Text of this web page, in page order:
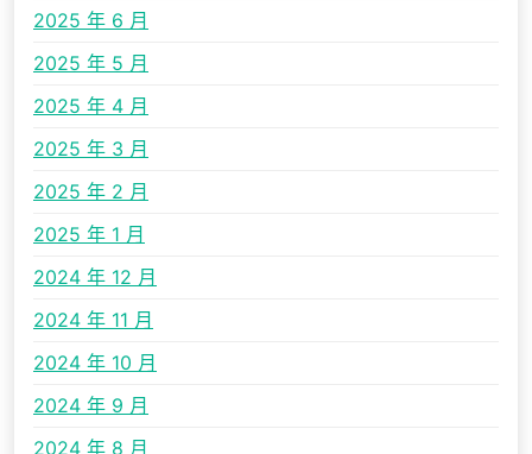
2025 年 6 月
2025 年 5 月
2025 年 4 月
2025 年 3 月
2025 年 2 月
2025 年 1 月
2024 年 12 月
2024 年 11 月
2024 年 10 月
2024 年 9 月
2024 年 8 月